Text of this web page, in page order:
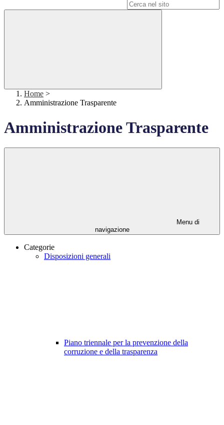
Home >
Amministrazione Trasparente
Amministrazione Trasparente
Menu di
navigazione
Categorie
Disposizioni generali
Piano triennale per la prevenzione della
corruzione e della trasparenza